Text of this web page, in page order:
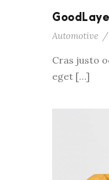
Automotive /
Cras justo
eget […]